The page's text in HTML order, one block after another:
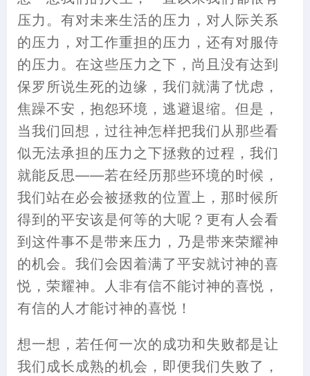
压力。有对未来生活的压力，对人际关系
的压力，对工作重担的压力，还有对服侍
的压力。在这些压力之下，尚且没有达到
保罗所说生死的边缘，我们就满了忧虑，
焦躁不安，抱怨环境，逃避退缩。但是，
当我们回想，过往神怎样把我们从那些看
似无法承担的压力之下拯救的过程，我们
就能反思——若在经历那些环境的时候，
我们站在必会被拯救的位置上，那时候所
得到的平安该是何等的大呢？更有人会看
到这件事不是带来压力，乃是带来荣耀神
的机会。我们会因着满了平安就讨神的喜
悦，荣耀神。人非有信不能讨神的喜悦，
有信的人才能讨神的喜悦！
想一想，若任何一次的成功和失败都是让
我们成长成熟的机会，即便我们失败了，